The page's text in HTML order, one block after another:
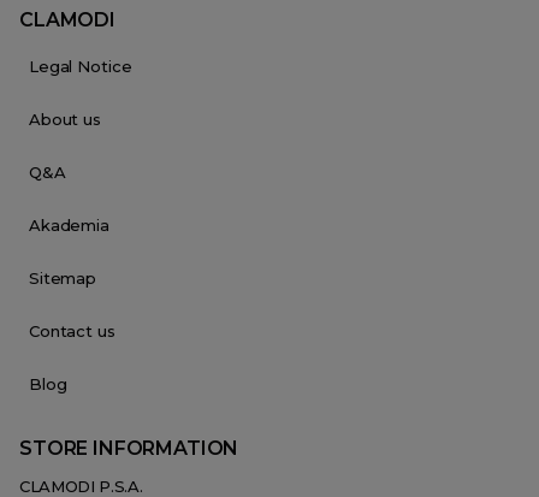
CLAMODI
Legal Notice
About us
Q&A
Akademia
Sitemap
Contact us
Blog
STORE INFORMATION
CLAMODI P.S.A.